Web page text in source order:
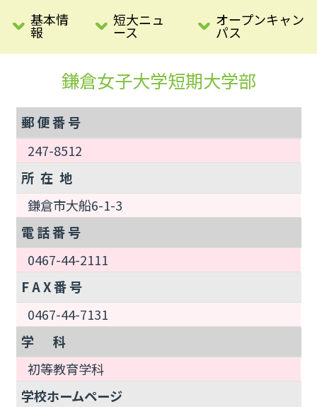
基本情
報
短大ニュ
ース
オープンキャン
パス
鎌倉女子大学短期大学部
郵 便 番 号
247-8512
所 在 地
鎌倉市大船6-1-3
電 話 番 号
0467-44-2111
F A X 番 号
0467-44-7131
学 科
初等教育学科
学校ホームページ